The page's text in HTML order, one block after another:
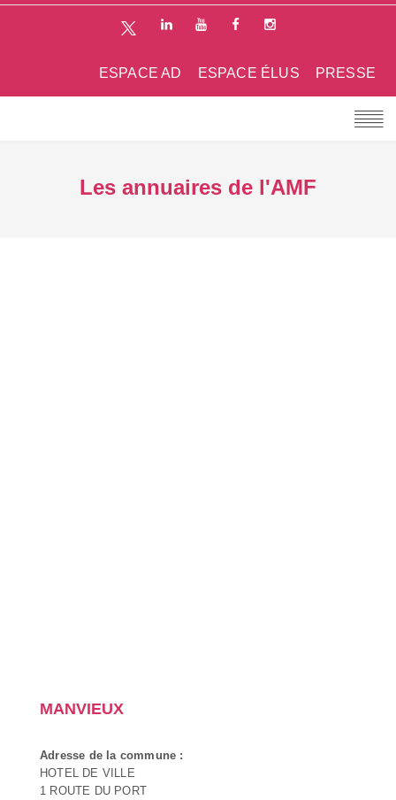
PRESSE
ESPACE ÉLUS
ESPACE AD
Les annuaires de l'AMF
MANVIEUX
Adresse de la commune :
HOTEL DE VILLE
1 ROUTE DU PORT